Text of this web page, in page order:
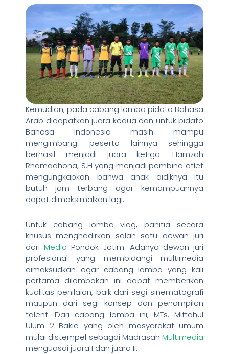
Kemudian, pada cabang lomba pidato Bahasa
Arab didapatkan juara kedua dan untuk pidato
Bahasa Indonesia masih mampu
mengimbangi peserta lainnya sehingga
berhasil menjadi juara ketiga. Hamzah
Rhomadhona, S.H yang menjadi pembina atlet
mengungkapkan bahwa anak didiknya itu
butuh jam terbang agar kemampuannya
dapat dimaksimalkan lagi.
Untuk cabang lomba vlog, panitia secara
khusus menghadirkan salah satu dewan juri
dariMedia Pondok Jatim. Adanya dewan juri
profesional yang membidangi multimedia
dimaksudkan agar cabang lomba yang kali
pertama dilombakan ini dapat memberikan
kualitas penilaian, baik dari segi sinematografi
maupun dari segi konsep dan penampilan
talent. Dari cabang lomba ini, MTs. Miftahul
Ulum 2 Bakid yang oleh masyarakat umum
mulai distempel sebagai Madrasah Multimedia
menguasai juara I dan juara II.